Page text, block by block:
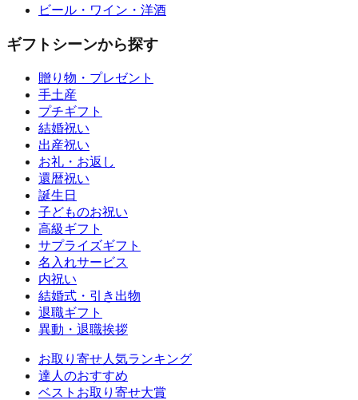
ビール・ワイン・洋酒
ギフトシーンから探す
贈り物・プレゼント
手土産
プチギフト
結婚祝い
出産祝い
お礼・お返し
還暦祝い
誕生日
子どものお祝い
高級ギフト
サプライズギフト
名入れサービス
内祝い
結婚式・引き出物
退職ギフト
異動・退職挨拶
お取り寄せ人気ランキング
達人のおすすめ
ベストお取り寄せ大賞